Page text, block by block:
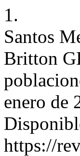
1.
Santos
Britton
enero de
https://